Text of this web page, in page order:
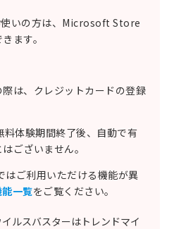
いの方は、Microsoft Store
ます。
は、クレジットカードの登録
体験期間終了後、自動で有
ございません。
ご利用いただける機能が異
一覧をご覧ください。
ルスバスターはトレンドマイ